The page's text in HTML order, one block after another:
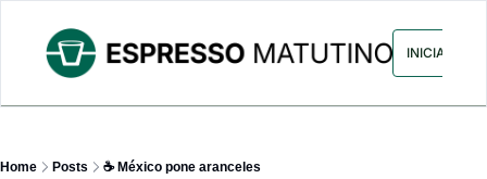
ARCHIVO ANUNCIA CON
INICIAR
Home Posts ☕ México pone aranceles